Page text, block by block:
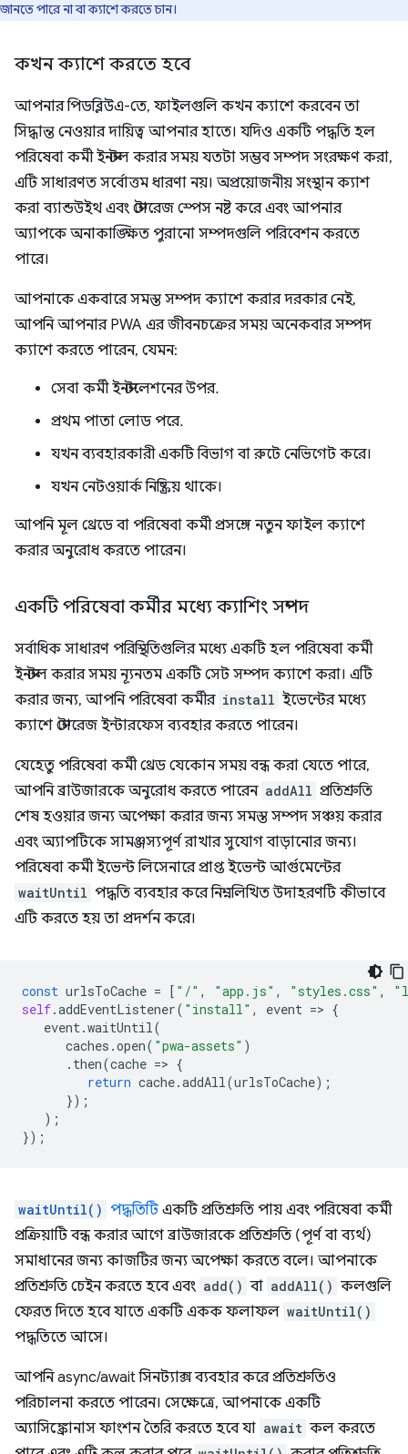
জানতে পারে না বা ক্যাশে করতে চান।
কখন ক্যাশে করতে হবে
আপনার পিডব্লিউএ-তে, ফাইলগুলি কখন ক্যাশে করবেন তা
সিদ্ধান্ত নেওয়ার দায়িত্ব আপনার হাতে। যদিও একটি পদ্ধতি হল
পরিষেবা কর্মী ইনস্টল করার সময় যতটা সম্ভব সম্পদ সংরক্ষণ করা,
এটি সাধারণত সর্বোত্তম ধারণা নয়। অপ্রয়োজনীয় সংস্থান ক্যাশ
করা ব্যান্ডউইথ এবং স্টোরেজ স্পেস নষ্ট করে এবং আপনার
অ্যাপকে অনাকাঙ্ক্ষিত পুরানো সম্পদগুলি পরিবেশন করতে
পারে।
আপনাকে একবারে সমস্ত সম্পদ ক্যাশে করার দরকার নেই,
আপনি আপনার PWA এর জীবনচক্রের সময় অনেকবার সম্পদ
ক্যাশে করতে পারেন, যেমন:
সেবা কর্মী ইনস্টলেশনের উপর.
প্রথম পাতা লোড পরে.
যখন ব্যবহারকারী একটি বিভাগ বা রুটে নেভিগেট করে।
যখন নেটওয়ার্ক নিষ্ক্রিয় থাকে।
আপনি মূল থ্রেডে বা পরিষেবা কর্মী প্রসঙ্গে নতুন ফাইল ক্যাশে
করার অনুরোধ করতে পারেন।
একটি পরিষেবা কর্মীর মধ্যে ক্যাশিং সম্পদ
সর্বাধিক সাধারণ পরিস্থিতিগুলির মধ্যে একটি হল পরিষেবা কর্মী
ইনস্টল করার সময় ন্যূনতম একটি সেট সম্পদ ক্যাশে করা। এটি
করার জন্য, আপনি পরিষেবা কর্মীর install ইভেন্টের মধ্যে
ক্যাশে স্টোরেজ ইন্টারফেস ব্যবহার করতে পারেন।
যেহেতু পরিষেবা কর্মী থ্রেড যেকোন সময় বন্ধ করা যেতে পারে,
আপনি ব্রাউজারকে অনুরোধ করতে পারেন addAll প্রতিশ্রুতি
শেষ হওয়ার জন্য অপেক্ষা করার জন্য সমস্ত সম্পদ সঞ্চয় করার
এবং অ্যাপটিকে সামঞ্জস্যপূর্ণ রাখার সুযোগ বাড়ানোর জন্য।
পরিষেবা কর্মী ইভেন্ট লিসেনারে প্রাপ্ত ইভেন্ট আর্গুমেন্টের
waitUntil পদ্ধতি ব্যবহার করে নিম্নলিখিত উদাহরণটি কীভাবে
এটি করতে হয় তা প্রদর্শন করে।
const urlsToCache = [ "/" , "app.js" , "styles.css" ,
self.addEventListener( "install" , event => {
event.waitUntil(
caches .open( "pwa-assets" )
. then(cache => {
return cache.addAll(urlsToCache);
});
);
});
waitUntil() পদ্ধতিটিএকটি প্রতিশ্রুতি পায় এবং পরিষেবা কর্মী
প্রক্রিয়াটি বন্ধ করার আগে ব্রাউজারকে প্রতিশ্রুতি (পূর্ণ বা ব্যর্থ)
সমাধানের জন্য কাজটির জন্য অপেক্ষা করতে বলে। আপনাকে
প্রতিশ্রুতি চেইন করতে হবে এবং add() বা addAll() কলগুলি
ফেরত দিতে হবে যাতে একটি একক ফলাফল waitUntil()
পদ্ধতিতে আসে।
আপনি async/await সিনট্যাক্স ব্যবহার করে প্রতিশ্রুতিও
পরিচালনা করতে পারেন। সেক্ষেত্রে, আপনাকে একটি
অ্যাসিঙ্ক্রোনাস ফাংশন তৈরি করতে হবে যা await কল করতে